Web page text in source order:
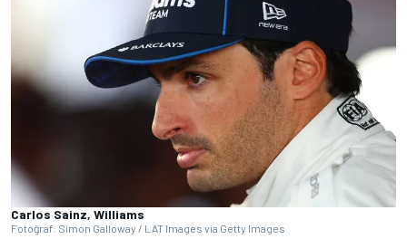
Carlos Sainz, Williams
Fotoğraf: Simon Galloway / LAT Images via Getty Images